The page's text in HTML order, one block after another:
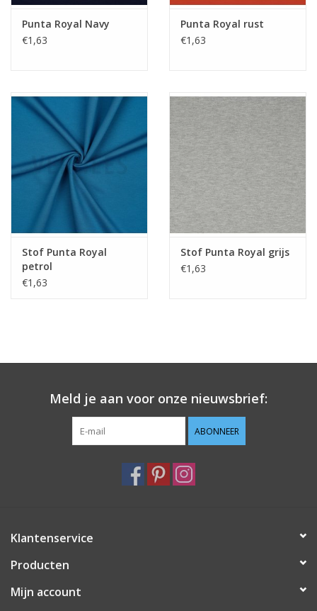
Punta Royal Navy
€1,63
Punta Royal rust
€1,63
Stof Punta Royal
petrol
€1,63
Stof Punta Royal grijs
€1,63
Meld je aan voor onze nieuwsbrief:
ABONNEER
Klantenservice
Producten
Mijn account